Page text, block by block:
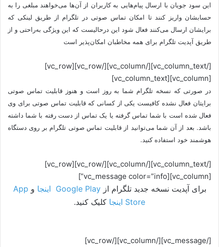
این سود جویان با ارسال پیام‌هایی به کاربران از آن‌ها می‌خواهند مبلغی را به
حسابشان واریز کنند تا امکان تماس صوتی در تلگرام از طریق لینکی که
برایشان ارسال می‌‍‌‌‌کنند فعال شود این درحالیست که این ویژگی به‌راحتی و از
طریق آپدیت تلگرام برای همه مخاطبان امکان‌پذیر است
[/vc_column_text][/vc_column][/vc_row][vc_row]
[vc_column][vc_column_text]
در صورتی که نسخه تلگرام شما به روز است و هنوز قابلیت تماس صوتی
برایتان فعال نشده کافیست یکی از کسانی که قابلیت تماس صوتی برای وی
فعال شده است با شما تماس گرفته یا یک تماس از دست رفته با شما داشته
باشد. بعد از آن شما می‌توانید از قابلیت تماس صوتی تلگرام بر روی دستگاه
هوشمند خود استفاده کنید.
[/vc_column_text][/vc_column][/vc_row][vc_row]
[vc_column][vc_message color=”info”]
برای آپدیت نسخه جدید تلگرام ازGoogle Play اینجا و App
Store اینجا
کلیک کنید.
[/vc_message][/vc_column][/vc_row]